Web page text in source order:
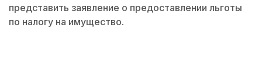
представить заявление о предоставлении льготы
по налогу на имущество.